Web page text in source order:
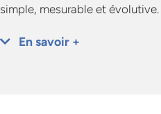
simple, mesurable et évolutive.
En savoir +